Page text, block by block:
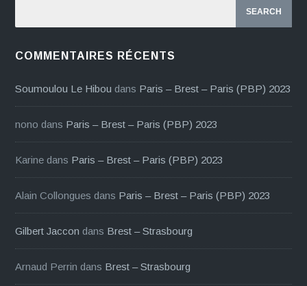
COMMENTAIRES RÉCENTS
Soumoulou Le Hibou dans Paris – Brest – Paris (PBP) 2023
nono dans Paris – Brest – Paris (PBP) 2023
Karine dans Paris – Brest – Paris (PBP) 2023
Alain Collongues dans Paris – Brest – Paris (PBP) 2023
Gilbert Jaccon dans Brest – Strasbourg
Arnaud Perrin dans Brest – Strasbourg